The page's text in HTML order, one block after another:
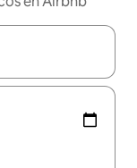
navega con las